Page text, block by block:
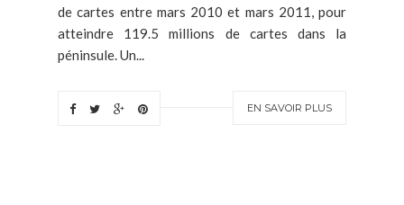
de cartes entre mars 2010 et mars 2011, pour
atteindre 119.5 millions de cartes dans la
péninsule. Un...
EN SAVOIR PLUS